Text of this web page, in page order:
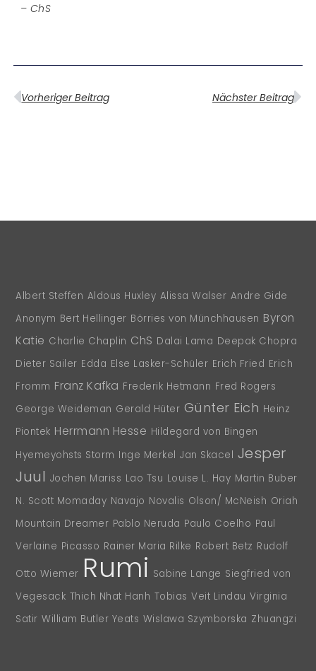
– ChS
Vorheriger Beitrag Nächster Beitrag
Albert Steffen Aldous Huxley Alissa Walser Andre Gide
Anonym Bert Hellinger Börries von Münchhausen Byron
Katie Charlie Chaplin ChS Dalai Lama Deepak Chopra
Dieter Sailer Edda Else Lasker-Schüler Erich Fried Erich
Fromm Franz Kafka Frederik Hetmann Fred Rogers
George Weideman Gerald Hüter Günter Eich Heinz
Piontek Herrmann Hesse Hildegard von Bingen
Hyemeyohsts Storm Inge Merkel Jan Skacel Jesper
Juul Jochen Mariss Lao Tsu Louise L. Hay Martin Buber
N. Scott Momaday Navajo Novalis Olson/ McNeish Oriah
Mountain Dreamer Pablo Neruda Paulo Coelho Paul
Verlaine Picasso Rainer Maria Rilke Robert Betz Rudolf
Otto Wiemer Rumi Sabine Lange Siegfried von
Vegesack Thich Nhat Hanh Tobias Veit Lindau Virginia
Satir William Butler Yeats Wislawa Szymborska Zhuangzi